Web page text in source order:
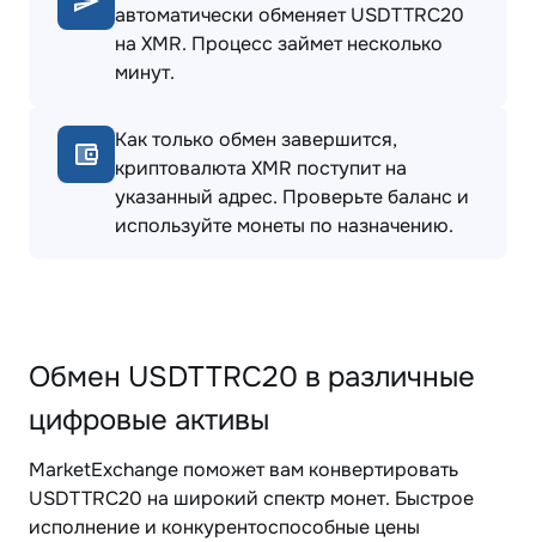
автоматически обменяет USDTTRC20
на XMR. Процесс займет несколько
минут.
Как только обмен завершится,
криптовалюта XMR поступит на
указанный адрес. Проверьте баланс и
используйте монеты по назначению.
Обмен USDTTRC20 в различные
цифровые активы
MarketExchange поможет вам конвертировать
USDTTRC20 на широкий спектр монет. Быстрое
исполнение и конкурентоспособные цены